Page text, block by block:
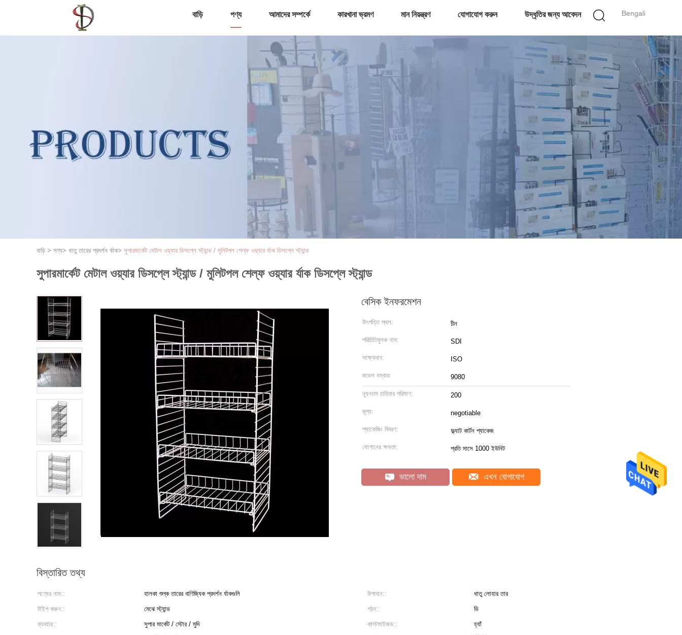
Bengali
বাড়ি পণ্য আমাদের সম্পর্কে কারখানা ভ্রমণ মান নিয়ন্ত্রণ যোগাযোগ করুন উদ্ধৃতির জন্য আবেদন
বাড়ি > পণ্য> ধাতু তারের প্রদর্শন র্যাক> সুপারমার্কেট মেটাল ওয়্যার ডিসপ্লে স্ট্যান্ড / মুলিটপল শেল্ফ ওয়্যার র্যাক ডিসপ্লে স্ট্যান্ড
সুপারমার্কেট মেটাল ওয়্যার ডিসপ্লে স্ট্যান্ড / মুলিটপল শেল্ফ ওয়্যার র্যাক ডিসপ্লে স্ট্যান্ড
বেসিক ইনফরমেশন
উৎপত্তি স্থল: চীন
পরিচিতিমুলক নাম: SDI
সাক্ষ্যদান: ISO
মডেল নম্বার: 9080
ন্যূনতম চাহিদার পরিমাণ: 200
মূল্য: negotiable
প্যাকেজিং বিবরণ: ফ্ল্যাট কার্টন প্যাকেজ
যোগানের ক্ষমতা: প্রতি মাসে 1000 ইউনিট
ভালো দাম এখন যোগাযোগ
বিস্তারিত তথ্য
পণ্যের নাম:: হালকা শুল্ক তারের বাণিজ্যিক প্রদর্শন র্যাকগুলি উপাদান::
ধাতু লোহার তার
টাইপ করুন::
মেঝে স্ট্যান্ড গঠন::
ডি
ব্যবহার::
সুপার মার্কেট / স্টোর / মুদি কাস্টমাইজড::
হ্যাঁ